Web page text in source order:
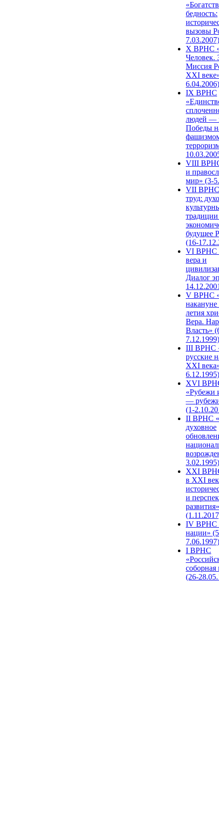
бедность:
вызовы
7.03.2007)
X ВРНС
Человек.
Миссия
XXI
6.04.2006)
IX ВРНС
людей —
Победы
VIII
и
мир» (3-
VII ВРНС
труд:
будущее
(16-
VI ВРНС
вера и
Диалог
V ВРНС
накануне
летия
Вера.
Власть»
7.12.1999)
III ВРНС
русские
XXI
6.12.1995)
XVI
«Рубежи
—
(1-
II ВРНС
духовное
3.02.1995)
XХI
в XXI
и
развития»
IV ВРНС
нации»
7.06.1997)
I ВРНС
(26-